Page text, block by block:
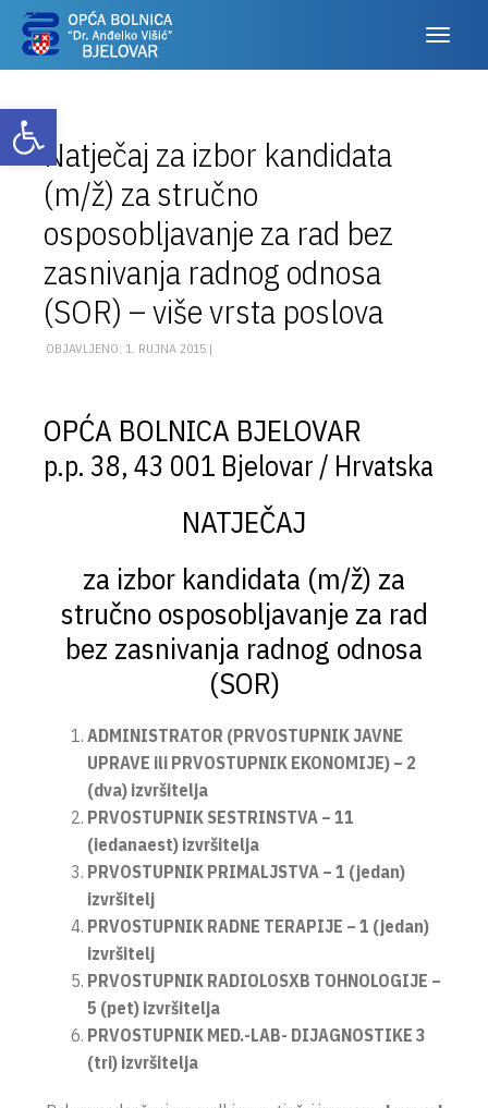
Otvori alatnu traku
Natječaj za izbor kandidata
(m/ž) za stručno
osposobljavanje za rad bez
zasnivanja radnog odnosa
(SOR) – više vrsta poslova
OBJAVLJENO: 1. RUJNA 2015 |
OPĆA BOLNICA BJELOVAR
p.p. 38, 43 001 Bjelovar / Hrvatska
NATJEČAJ
za izbor kandidata (m/ž) za
stručno osposobljavanje za rad
bez zasnivanja radnog odnosa
(SOR)
ADMINISTRATOR (PRVOSTUPNIK JAVNE
UPRAVE ili PRVOSTUPNIK EKONOMIJE) – 2
(dva) izvršitelja
PRVOSTUPNIK SESTRINSTVA – 11
(iedanaest) izvršitelja
PRVOSTUPNIK PRIMALJSTVA – 1 (jedan)
izvršitelj
PRVOSTUPNIK RADNE TERAPIJE – 1 (jedan)
izvršitelj
PRVOSTUPNIK RADIOLOSXB TOHNOLOGIJE –
5 (pet) izvršitelja
PRVOSTUPNIK MED.-LAB- DIJAGNOSTIKE 3
(tri) izvršitelja